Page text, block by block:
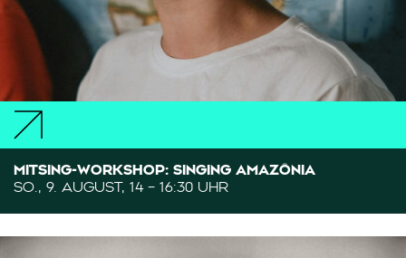
MITSING-WORKSHOP: SINGING AMAZÔNIA
SO., 9. AUGUST, 14 – 16:30 UHR